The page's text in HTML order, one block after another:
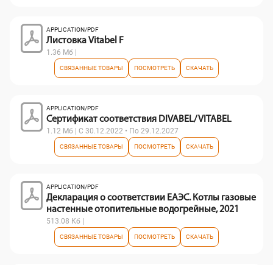
APPLICATION/PDF
Листовка Vitabel F
1.36 Мб |
СВЯЗАННЫЕ ТОВАРЫ ПОСМОТРЕТЬ СКАЧАТЬ
APPLICATION/PDF
Сертификат соответствия DIVABEL/ VITABEL
1.12 Мб | С 30.12.2022 • По 29.12.2027
СВЯЗАННЫЕ ТОВАРЫ ПОСМОТРЕТЬ СКАЧАТЬ
APPLICATION/PDF
Декларация о соответствии ЕАЭС. Котлы газовые
настенные отопительные водогрейные, 2021
513.08 Кб |
СВЯЗАННЫЕ ТОВАРЫ ПОСМОТРЕТЬ СКАЧАТЬ